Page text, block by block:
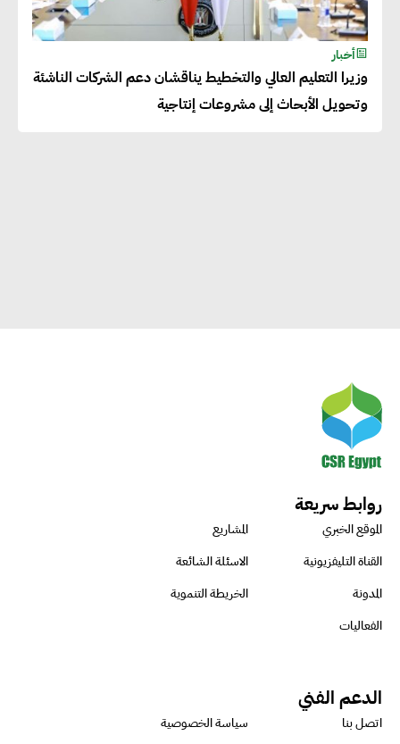
أخبار
وزيرا التعليم العالي والتخطيط يناقشان دعم الشركات الناشئة
وتحويل الأبحاث إلى مشروعات إنتاجية
روابط سريعة
الموقع الخبري
المشاريع
القناة التليفزيونية
الاسئلة الشائعة
المدونة
الخريطة التنموية
الفعاليات
الدعم الفني
اتصل بنا سياسة الخصوصية